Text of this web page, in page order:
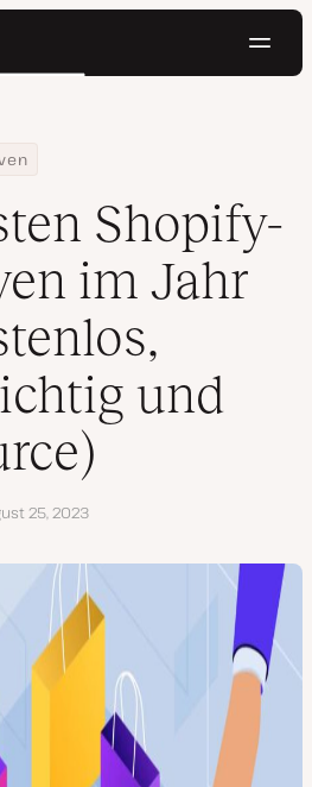
im Jahr 2024 (kostenlos,
Shopify-
im Jahr
und
25, 2023